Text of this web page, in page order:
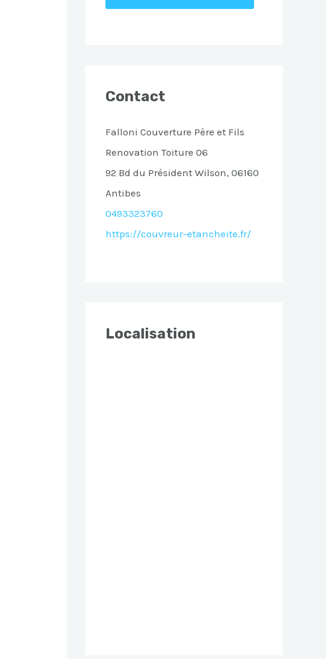
Contact
Falloni Couverture Père et Fils
Renovation Toiture 06
92 Bd du Président Wilson, 06160
Antibes
0493323760
https://couvreur-etancheite.fr/
Localisation